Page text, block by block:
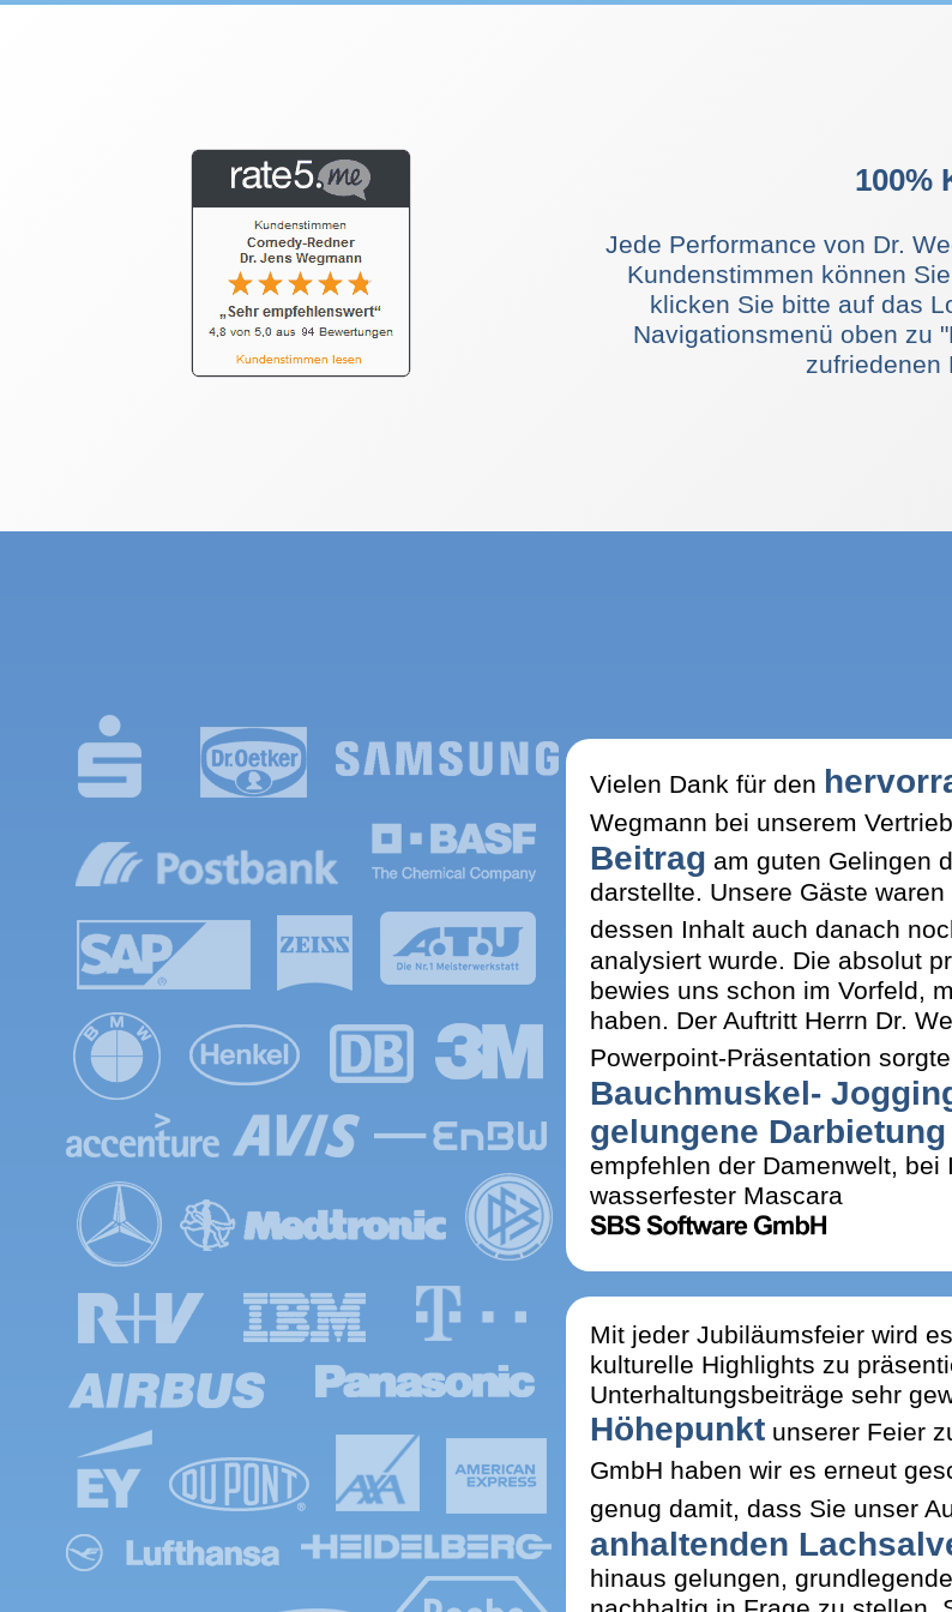
100%
Jede Performance von Dr.
Kundenstimmen können
klicken Sie bitte auf das
Navigationsmenü oben zu
zufriedenen
Vielen Dank für den
Wegmann bei unserem
Beitrag am guten Gelingen
darstellte. Unsere Gäste
dessen Inhalt auch danach
analysiert wurde. Die absolut
bewies uns schon im Vorfeld,
haben. Der Auftritt Herrn Dr.
Powerpoint-Präsentation
Bauchmuskel-
gelungene Darbietung
empfehlen der Damenwelt,
wasserfester Mascara
Mit jeder Jubiläumsfeier wird
kulturelle Highlights zu
Unterhaltungsbeiträge sehr
Höhepunkt unserer Feier
GmbH haben wir es erneut
genug damit, dass Sie unser
anhaltenden
hinaus gelungen,